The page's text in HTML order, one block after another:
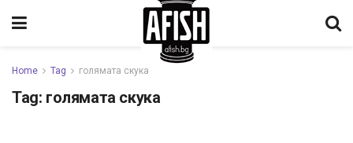
Home Tag голямата скука
Tag: голямата скука